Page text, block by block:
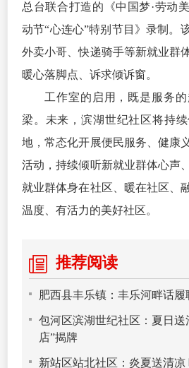
总台联合打造的《中国梦·劳动
动节“心连心”特别节目》录制。
外卖小哥、快递骑手等新就业群
暖心落脚点、诉求倾诉窗。
工作室的启用，既是服务
梁。未来，滨湖世纪社区将持
地，常态化开展便民服务、健康
活动，持续倾听新就业群体心声
就业群体身在社区、暖在社区、
温度、有活力的美好社区。
推荐阅读
肥西县丰乐镇：丰乐河畔话
包河区滨湖世纪社区：夏日送
店”揭牌
新站区站北社区：炎夏送清凉